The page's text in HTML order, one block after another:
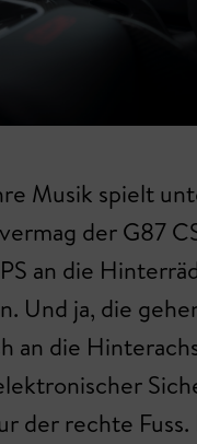
Musik spielt
der G87
an die
Und ja, die
an die
der rechte